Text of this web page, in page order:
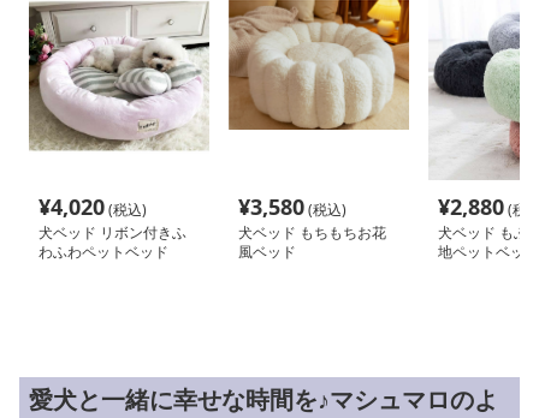
¥4,020(税込)
犬ベッド リボン付きふ
わふわペットベッド
¥3,580(税込)
犬ベッド もちもちお花
風ベッド
¥2,880(税
犬ベッド もふ
地ペットベッド
愛犬と一緒に幸せな時間を♪マシュマロのよ